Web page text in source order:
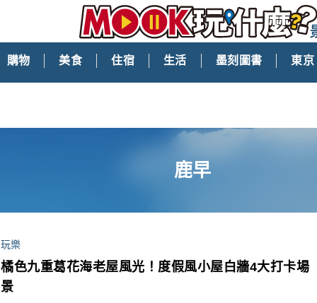
購物 美食 住宿 生活 墨刻圖書 東京
鹿早
玩樂
橘色九重葛花海老屋風光！度假風小屋白牆4大打卡場
景